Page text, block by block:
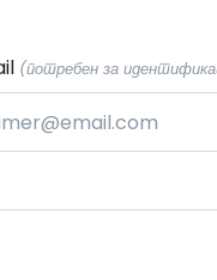
(потребен за